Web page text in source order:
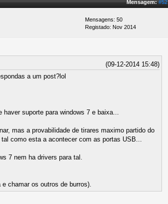
Mensagem:#52
Mensagens: 50
Registado: Nov 2014
(09-12-2014 15:48)
a um post?lol
suporte para windows 7 e baixa...
mas a provabilidade de tirares maximo partido do
como esta a acontecer com as portas USB...
7 nem ha drivers para tal.
chamar os outros de burros).